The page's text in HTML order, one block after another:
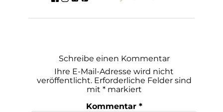
Schreibe einen Kommentar
Ihre E-Mail-Adresse wird nicht
veröffentlicht. Erforderliche Felder sind
mit *markiert
Kommentar *